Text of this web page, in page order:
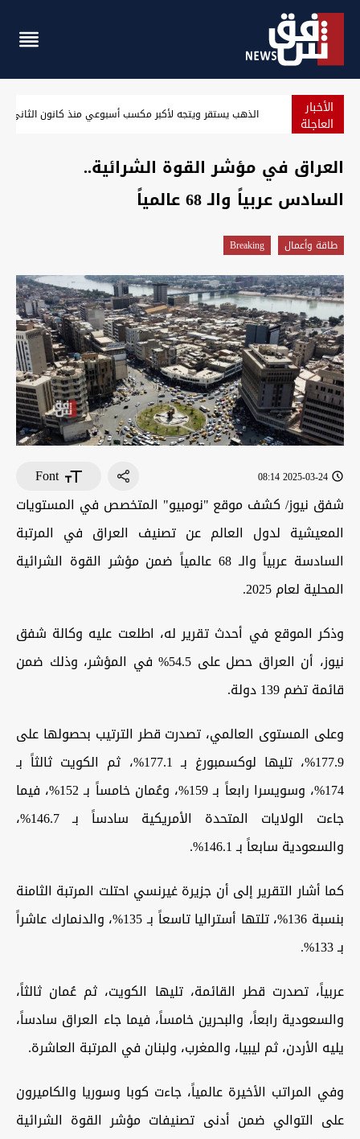
الأخبار
العاجلة الذهب يستقر ويتجه لأكبر مكسب أسبوعي منذ كانون الثاني
العراق في مؤشر القوة الشرائية..
السادس عربياً والـ 68 عالمياً
طاقة وأعمال Breaking
2025-03-24 08:14
Font
شفق نيوز/ كشف موقع "نومبيو" المتخصص في المستويات
المعيشية لدول العالم عن تصنيف العراق في المرتبة
السادسة عربياً والـ 68 عالمياً ضمن مؤشر القوة الشرائية
المحلية لعام 2025.
وذكر الموقع في أحدث تقرير له، اطلعت عليه وكالة شفق
نيوز، أن العراق حصل على 54.5% في المؤشر، وذلك ضمن
قائمة تضم 139 دولة.
وعلى المستوى العالمي، تصدرت قطر الترتيب بحصولها على
177.9%، تليها لوكسمبورغ بـ 177.1%، ثم الكويت ثالثاً بـ
174%، وسويسرا رابعاً بـ 159%، وعُمان خامساً بـ 152%، فيما
جاءت الولايات المتحدة الأمريكية سادساً بـ 146.7%،
والسعودية سابعاً بـ 146.1%.
كما أشار التقرير إلى أن جزيرة غيرنسي احتلت المرتبة الثامنة
بنسبة 136%، تلتها أستراليا تاسعاً بـ 135%، والدنمارك عاشراً
بـ 133%.
عربياً، تصدرت قطر القائمة، تليها الكويت، ثم عُمان ثالثاً،
والسعودية رابعاً، والبحرين خامساً، فيما جاء العراق سادساً،
يليه الأردن، ثم ليبيا، والمغرب، ولبنان في المرتبة العاشرة.
وفي المراتب الأخيرة عالمياً، جاءت كوبا وسوريا والكاميرون
على التوالي ضمن أدنى تصنيفات مؤشر القوة الشرائية